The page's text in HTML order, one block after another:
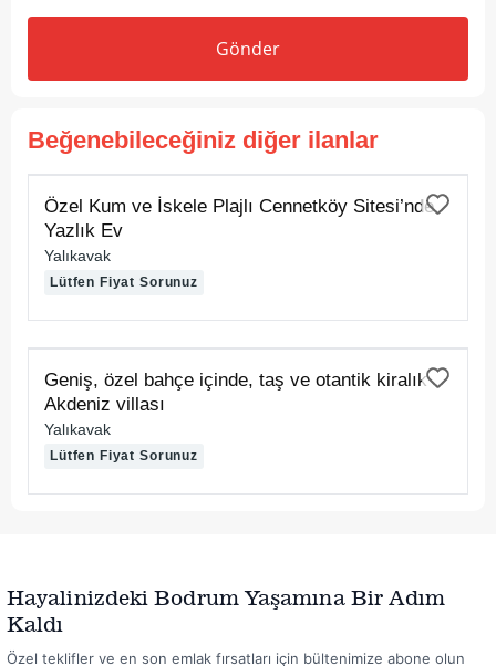
Gönder
Beğenebileceğiniz diğer ilanlar
KİRALIK
Özel Kum ve İskele Plajlı Cennetköy Sitesi’nde
Yazlık Ev
Yalıkavak
Lütfen Fiyat Sorunuz
KİRALIK
Geniş, özel bahçe içinde, taş ve otantik kiralık
Akdeniz villası
Yalıkavak
Lütfen Fiyat Sorunuz
Hayalinizdeki Bodrum Yaşamına Bir Adım
Kaldı
Özel teklifler ve en son emlak fırsatları için bültenimize abone olun